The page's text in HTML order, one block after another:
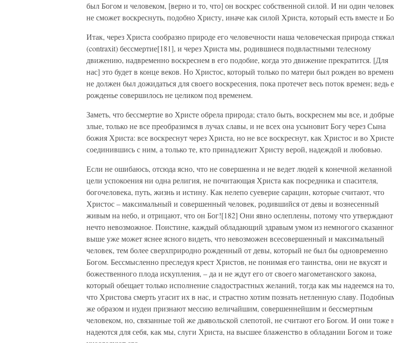
был Богом и человеком, [верно и то, что] он воскрес собственной силой. И ни один человек
не сможет воскреснуть, подобно Христу, иначе как силой Христа, который есть вместе и
Итак, через Христа сообразно природе его человечности наша человеческая природа
(contraxit) бессмертие[181], и через Христа мы, родившиеся подвластными телесному
движению, надвременно воскреснем в его подобие, когда это движение прекратится. [Для
нас] это будет в конце веков. Но Христос, который только по матери был рожден во
не должен был дожидаться для своего воскресения, пока протечет весь поток времен; ведь
рожденье совершилось не целиком под временем.
Заметь, что бессмертие во Христе обрела природа; стало быть, воскреснем мы все, и
злые, только не все преобразимся в лучах славы, и не всех она усыновит Богу через Сына
божия Христа: все воскреснут через Христа, но не все воскреснут, как Христос и во
соединившись с ним, а только те, кто принадлежит Христу верой, надеждой и любовью.
Если не ошибаюсь, отсюда ясно, что не совершенна и не ведет людей к конечной желанной
цели успокоения ни одна религия, не почитающая Христа как посредника и спасителя,
богочеловека, путь, жизнь и истину. Как нелепо суеверие сарацин, которые считают, что
Христос – максимальный и совершенный человек, родившийся от девы и вознесенный
живым на небо, и отрицают, что он Бог![182] Они явно ослеплены, потому что утверждают
нечто невозможное. Поистине, каждый обладающий здравым умом из немногого
выше уже может яснее ясного видеть, что невозможен всесовершенный и максимальный
человек, тем более сверхприродно рожденный от девы, который не был бы одновременно
Богом. Бессмысленно преследуя крест Христов, не понимая его таинства, они не вкусят и
божественного плода искупления, – да и не ждут его от своего магометанского закона,
который обещает только исполнение сладострастных желаний, тогда как мы надеемся на то,
что Христова смерть угасит их в нас, и страстно хотим познать нетленную славу.
же образом и иудеи признают мессию величайшим, совершеннейшим и бессмертным
человеком, но, связанные той же дьявольской слепотой, не считают его Богом. И они тоже
надеются для себя, как мы, слуги Христа, на высшее блаженство в обладании Богом и тоже